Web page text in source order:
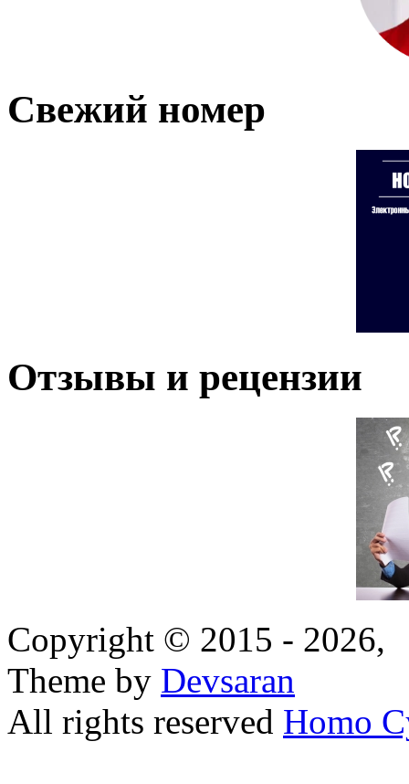
Свежий номер
Отзывы и рецензии
Copyright © 2015 - 2026,
Theme by Devsaran
All rights reserved Homo